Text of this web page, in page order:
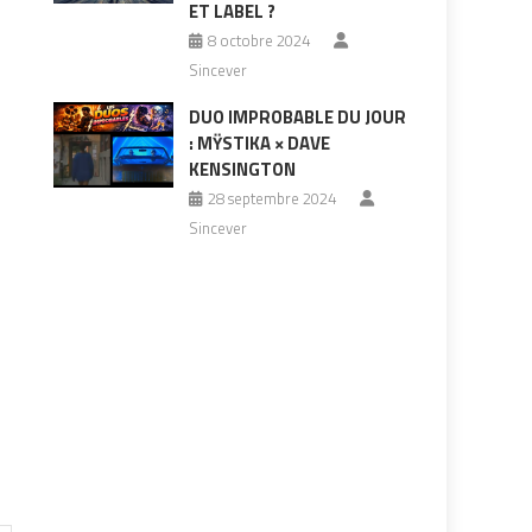
ET LABEL ?
8 octobre 2024
Sincever
DUO IMPROBABLE DU JOUR
: MŸSTIKA × DAVE
KENSINGTON
28 septembre 2024
Sincever